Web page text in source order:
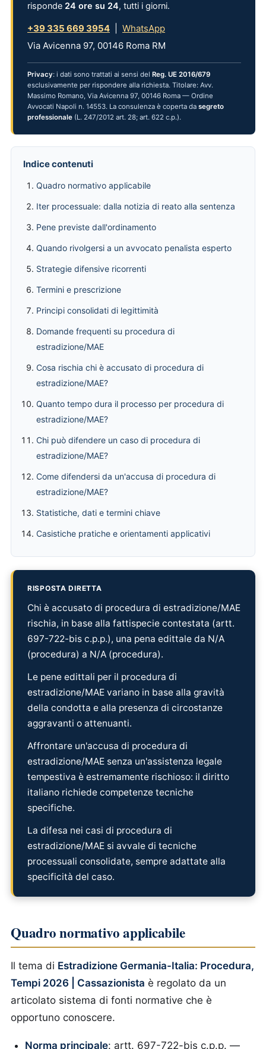
risponde 24 ore su 24, tutti i giorni.
+39 335 669 3954
WhatsApp
Via Avicenna 97, 00146 Roma RM
Privacy: i dati sono trattati ai sensi del Reg. UE 2016/679
esclusivamente per rispondere alla richiesta. Titolare: Avv.
Massimo Romano, Via Avicenna 97, 00146 Roma — Ordine
Avvocati Napoli n. 14553. La consulenza è coperta da segreto
professionale (L. 247/2012 art. 28; art. 622 c.p.).
Indice contenuti
Quadro normativo applicabile
Iter processuale: dalla notizia di reato alla sentenza
Pene previste dall'ordinamento
Quando rivolgersi a un avvocato penalista esperto
Strategie difensive ricorrenti
Termini e prescrizione
Principi consolidati di legittimità
Domande frequenti su procedura di
estradizione/MAE
Cosa rischia chi è accusato di procedura di
estradizione/MAE?
Quanto tempo dura il processo per procedura di
estradizione/MAE?
Chi può difendere un caso di procedura di
estradizione/MAE?
Come difendersi da un'accusa di procedura di
estradizione/MAE?
Statistiche, dati e termini chiave
Casistiche pratiche e orientamenti applicativi
RISPOSTA DIRETTA
Chi è accusato di procedura di estradizione/MAE
rischia, in base alla fattispecie contestata (artt.
697-722-bis c.p.p.), una pena edittale da N/A
(procedura) a N/A (procedura).
Le pene edittali per il procedura di
estradizione/MAE variano in base alla gravità
della condotta e alla presenza di circostanze
aggravanti o attenuanti.
Affrontare un'accusa di procedura di
estradizione/MAE senza un'assistenza legale
tempestiva è estremamente rischioso: il diritto
italiano richiede competenze tecniche
specifiche.
La difesa nei casi di procedura di
estradizione/MAE si avvale di tecniche
processuali consolidate, sempre adattate alla
specificità del caso.
Quadro normativo applicabile
Il tema di Estradizione Germania-Italia: Procedura,
Tempi 2026 | Cassazionista è regolato da un
articolato sistema di fonti normative che è
opportuno conoscere.
Norma principale: artt. 697-722-bis c.p.p. —